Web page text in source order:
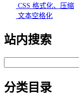
CSS 格式化、压缩
文本空格化
站内搜索
for:
分类目录